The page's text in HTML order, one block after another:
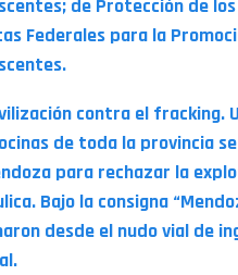
de Protección de
Federales para la
contra el fracking.
de toda la provincia
para rechazar la
Bajo la consigna
desde el nudo vial de